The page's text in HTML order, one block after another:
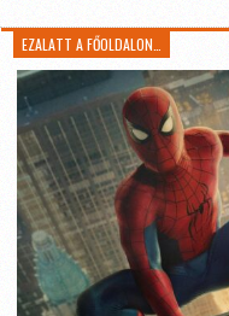
EZALATT A FŐOLDALON…